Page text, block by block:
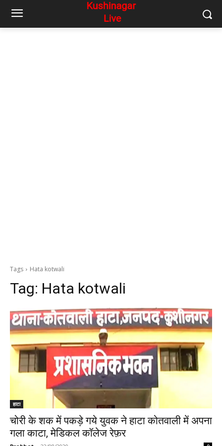
Tags Hata kotwali
Tag: Hata kotwali
हाटा
चोरी के शक में पकड़े गये युवक ने हाटा कोतवाली में अपना
गला काटा, मेडिकल कॉलेज रेफ़र